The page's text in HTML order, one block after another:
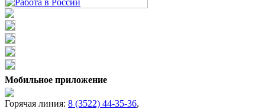
Мобильное приложение
Горячая линия: 8 (3522) 44-35-36,